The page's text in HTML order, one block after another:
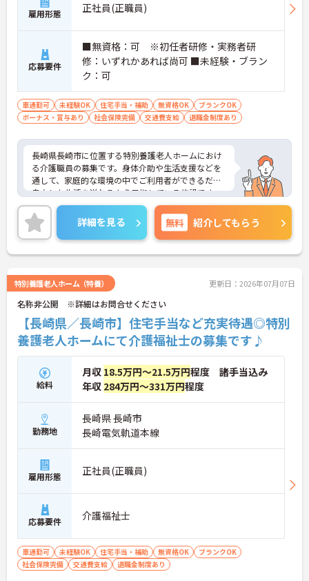
雇用形態 正社員(正職員)
応募要件
■無資格：可 ※初任者研修・実務者研
修：いずれかあれば尚可 ■未経験・ブラン
ク：可
車通勤可 未経験OK 住宅手当・補助 無資格OK
ブランクOK
ボーナス・賞与あり
社会保険完備 交通費支給 退職金制度あり
長崎県長崎市に位置する特別養護老人ホームにおけ
る介護職員の募集です。身体介助や生活支援などを
通して、家庭的な環境の中でご利用者ができるだけ
自立した生活を送れるよう目指している施設です。
未経験の方やブランクがある方も歓迎です。新しく
介護業務をスタートさせたい方にもおすすめの求人
です。
ご興味のある方には、面接対策ポイントなど、さら
に詳細をご案内しますのでお気軽にご相談くださ
詳細を見る 無料 紹介してもらう
特別養護老人ホーム（特養） 更新日：2026年07月07日
名称非公開 ※詳細はお問合せください
【長崎県／長崎市】住宅手当など充実待遇◎特別
養護老人ホームにて介護福祉士の募集です♪
給料
月収 18.5万円～21.5万円程度 諸手当込み
年収 284万円～331万円程度
勤務地
長崎県 長崎市
長崎電気軌道本線
雇用形態 正社員(正職員)
応募要件 介護福祉士
車通勤可 未経験OK 住宅手当・補助 無資格OK
ブランクOK
社会保険完備
交通費支給 退職金制度あり